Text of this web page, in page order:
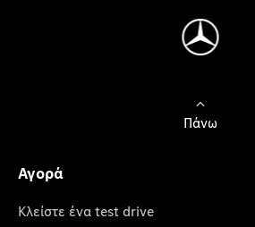
Πάνω
Αγορά
Κλείστε ένα test drive